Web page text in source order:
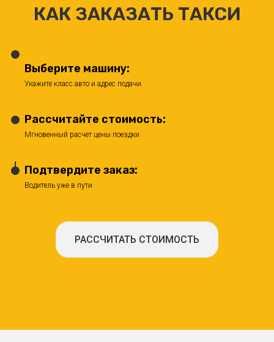
КАК ЗАКАЗАТЬ ТАКСИ
Выберите машину:
Укажите класс авто и адрес подачи.
Рассчитайте стоимость:
Мгновенный расчет цены поездки
Подтвердите заказ:
Водитель уже в пути
РАССЧИТАТЬ СТОИМОСТЬ